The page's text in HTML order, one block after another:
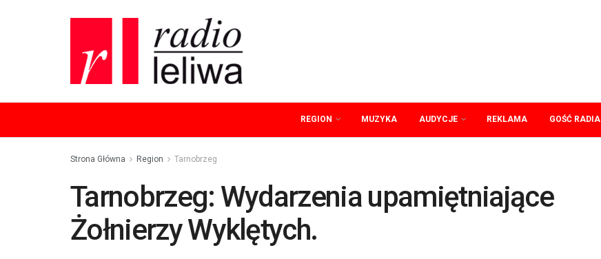
REGION MUZYKA AUDYCJE REKLAMA GOŚĆ RADIA
Strona Główna Region Tarnobrzeg
Tarnobrzeg: Wydarzenia upamiętniające
Żołnierzy Wyklętych.